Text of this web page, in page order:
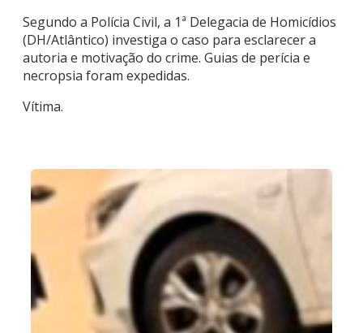
Segundo a Polícia Civil, a 1ª Delegacia de Homicídios
(DH/Atlântico) investiga o caso para esclarecer a
autoria e motivação do crime. Guias de perícia e
necropsia foram expedidas.
Vítima.